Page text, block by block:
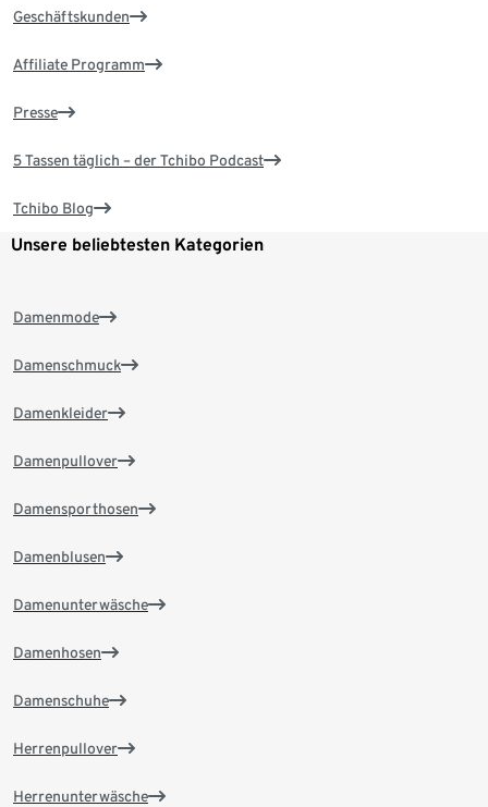
Geschäftskunden
Affiliate Programm
Presse
5 Tassen täglich – der Tchibo Podcast
Tchibo Blog
Unsere beliebtesten Kategorien
Damenmode
Damenschmuck
Damenkleider
Damenpullover
Damensporthosen
Damenblusen
Damenunterwäsche
Damenhosen
Damenschuhe
Herrenpullover
Herrenunterwäsche